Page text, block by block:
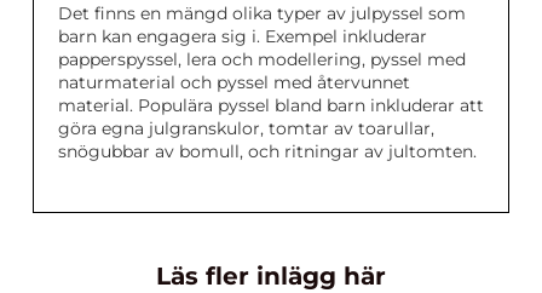
Det finns en mängd olika typer av julpyssel som
barn kan engagera sig i. Exempel inkluderar
papperspyssel, lera och modellering, pyssel med
naturmaterial och pyssel med återvunnet
material. Populära pyssel bland barn inkluderar att
göra egna julgranskulor, tomtar av toarullar,
snögubbar av bomull, och ritningar av jultomten.
Läs fler inlägg här